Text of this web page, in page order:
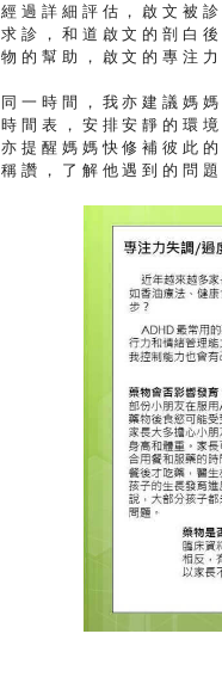
經過詳細評估，啟文被
求診，和道啟文的剖白
物的幫助，啟文的專注
同一時間，我亦建議媽
時間表，安排安靜的環
亦提醒媽媽快修補彼此
稱讚，了解他遇到的問